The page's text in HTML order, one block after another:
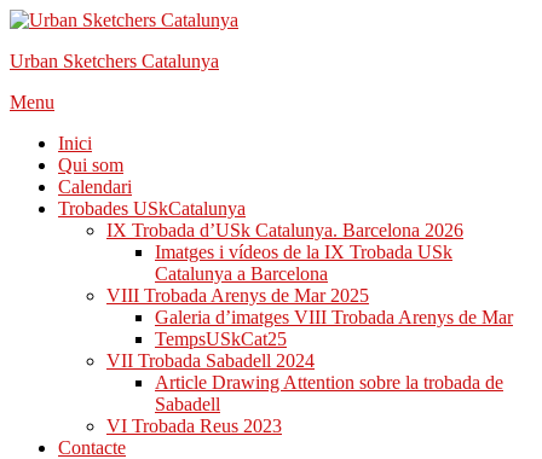
Urban Sketchers Catalunya
Skip
content
Menu
Inici
Qui som
Calendari
Trobades USkCatalunya
IX Trobada d’USk Catalunya. Barcelona 2026
Imatges i vídeos de la IX Trobada USk
Catalunya a Barcelona
VIII Trobada Arenys de Mar 2025
Galeria d’imatges VIII Trobada Arenys de Mar
TempsUSkCat25
VII Trobada Sabadell 2024
Article Drawing Attention sobre la trobada de
Sabadell
VI Trobada Reus 2023
Contacte